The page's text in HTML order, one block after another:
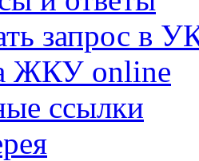
запрос в
ЖКУ online
ссылки